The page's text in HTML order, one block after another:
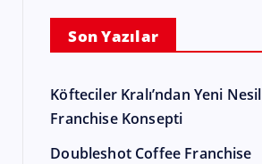
Son Yazılar
Köfteciler Kralı’ndan Yeni Nesil
Franchise Konsepti
Doubleshot Coffee Franchise